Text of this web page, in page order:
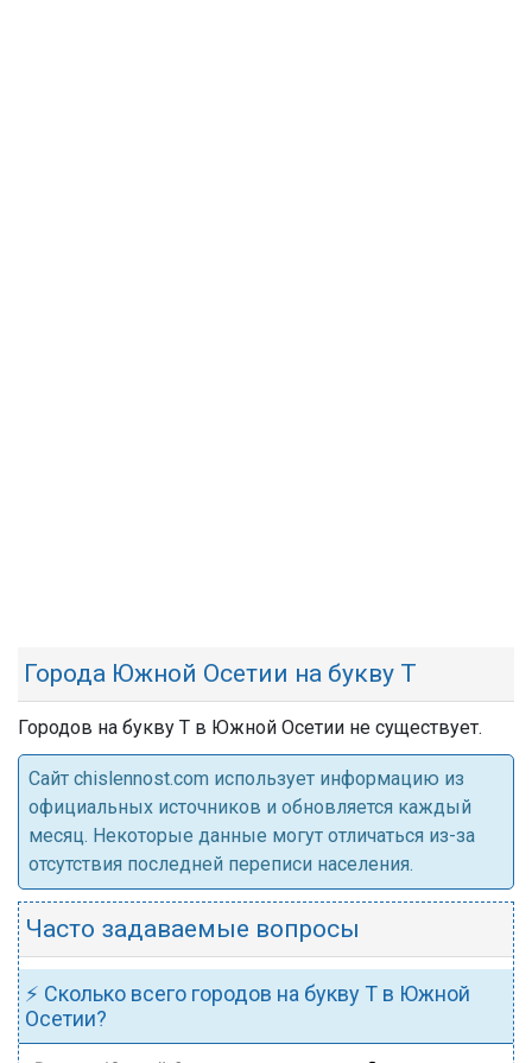
Города Южной Осетии на букву Т
Городов на букву Т в Южной Осетии не существует.
Cайт chislennost.com использует информацию из
официальных источников и обновляется каждый
месяц. Некоторые данные могут отличаться из-за
отсутствия последней переписи населения.
Часто задаваемые вопросы
⚡ Сколько всего городов на букву Т в Южной
Осетии?